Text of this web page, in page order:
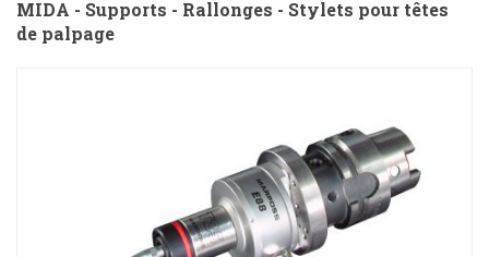
MIDA - Supports - Rallonges - Stylets pour têtes
de palpage